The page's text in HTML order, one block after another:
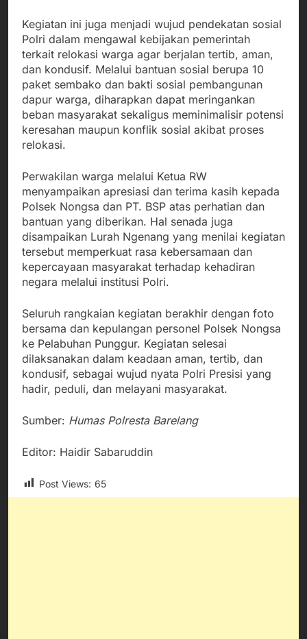
Kegiatan ini juga menjadi wujud pendekatan sosial
Polri dalam mengawal kebijakan pemerintah
terkait relokasi warga agar berjalan tertib, aman,
dan kondusif. Melalui bantuan sosial berupa 10
paket sembako dan bakti sosial pembangunan
dapur warga, diharapkan dapat meringankan
beban masyarakat sekaligus meminimalisir potensi
keresahan maupun konflik sosial akibat proses
relokasi.
Perwakilan warga melalui Ketua RW
menyampaikan apresiasi dan terima kasih kepada
Polsek Nongsa dan PT. BSP atas perhatian dan
bantuan yang diberikan. Hal senada juga
disampaikan Lurah Ngenang yang menilai kegiatan
tersebut memperkuat rasa kebersamaan dan
kepercayaan masyarakat terhadap kehadiran
negara melalui institusi Polri.
Seluruh rangkaian kegiatan berakhir dengan foto
bersama dan kepulangan personel Polsek Nongsa
ke Pelabuhan Punggur. Kegiatan selesai
dilaksanakan dalam keadaan aman, tertib, dan
kondusif, sebagai wujud nyata Polri Presisi yang
hadir, peduli, dan melayani masyarakat.
Sumber: Humas Polresta Barelang
Editor: Haidir Sabaruddin
Post Views: 65